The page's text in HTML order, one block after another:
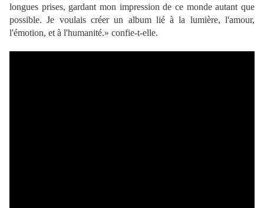
longues prises, gardant mon impression de ce monde autant que
possible. Je voulais créer un album lié à la lumière, l'amour,
l'émotion, et à l'humanité.» confie-t-elle.